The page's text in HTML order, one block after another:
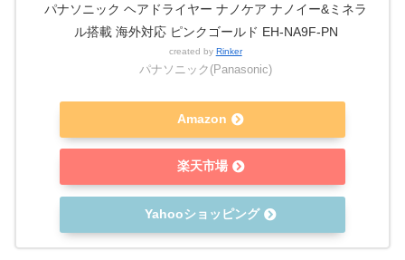
パナソニック ヘアドライヤー ナノケア ナノイー&ミネラ
ル搭載 海外対応 ピンクゴールド EH-NA9F-PN
created by Rinker
パナソニック(Panasonic)
Amazon
楽天市場
Yahooショッピング